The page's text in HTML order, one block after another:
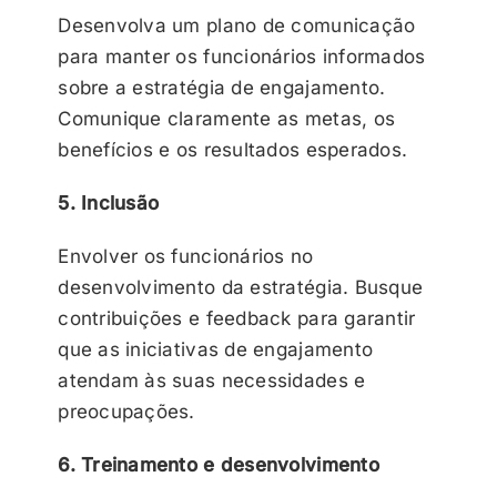
Desenvolva um plano de comunicação
para manter os funcionários informados
sobre a estratégia de engajamento.
Comunique claramente as metas, os
benefícios e os resultados esperados.
5. Inclusão
Envolver os funcionários no
desenvolvimento da estratégia. Busque
contribuições e feedback para garantir
que as iniciativas de engajamento
atendam às suas necessidades e
preocupações.
6. Treinamento e desenvolvimento